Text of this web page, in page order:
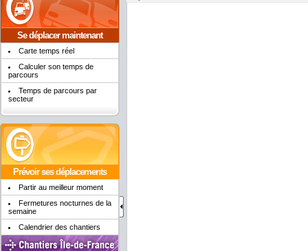
Se déplacer maintenant
Carte temps réel
Calculer son temps de
parcours
Temps de parcours par
secteur
Prévoir ses déplacements
Partir au meilleur moment
Fermetures nocturnes de la
semaine
Calendrier des chantiers